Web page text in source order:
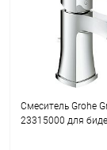
Смеситель Grohe
23315000 для биде